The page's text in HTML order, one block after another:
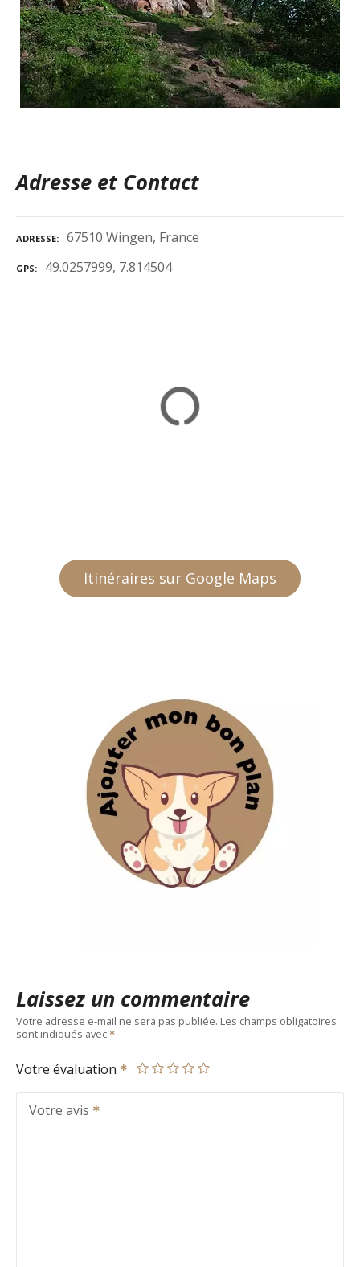
Adresse et Contact
ADRESSE 67510 Wingen, France
GPS 49.0257999, 7.814504
Itinéraires sur Google Maps
Laissez un commentaire
Votre adresse e-mail ne sera pas publiée. Les champs obligatoires
sont indiqués avec
Votre évaluation
Votre avis